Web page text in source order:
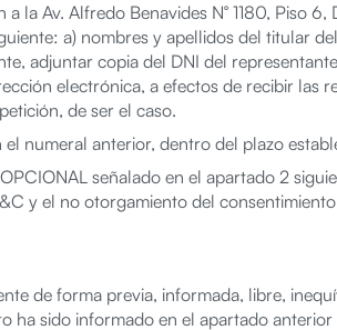
la Av. Alfredo Benavides N° 1180, Piso
a) nombres y apellidos del titular
adjuntar copia del DNI del
electrónica, a efectos de recibir las
de ser el caso.
numeral anterior, dentro del plazo
señalado en el apartado 2
y el no otorgamiento del
de forma previa, informada, libre,
ha sido informado en el apartado